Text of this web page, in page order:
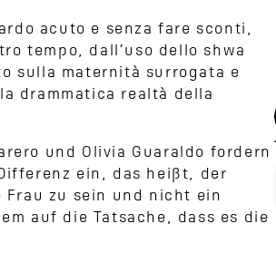
acuto e senza fare sconti,
tempo, dall’uso dello shwa
sulla maternità surrogata e
drammatica realtà della
und Olivia Guaraldo fordern
ein, das heißt, der
Frau zu sein und nicht ein
auf die Tatsache, dass es die